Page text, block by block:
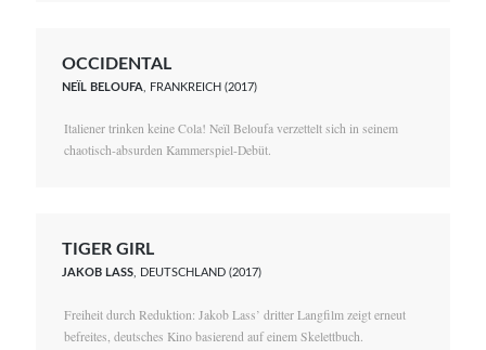
OCCIDENTAL
NEÏL BELOUFA , FRANKREICH (2017)
Italiener trinken keine Cola! Neïl Beloufa verzettelt sich in seinem
chaotisch-absurden Kammerspiel-Debüt.
TIGER GIRL
JAKOB LASS, DEUTSCHLAND (2017)
Freiheit durch Reduktion: Jakob Lass’ dritter Langfilm zeigt erneut
befreites, deutsches Kino basierend auf einem Skelettbuch.